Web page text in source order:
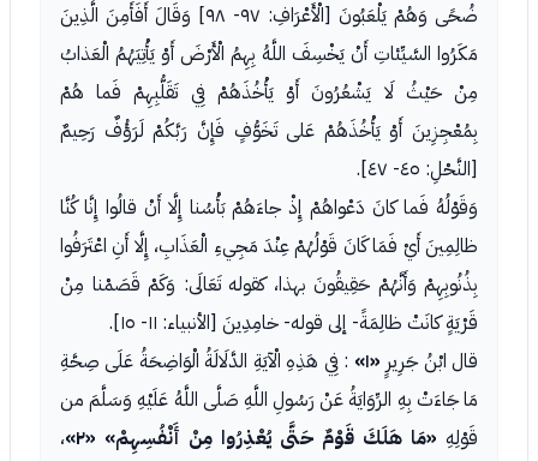
ضُحًى وَهُمْ يَلْعَبُونَ [الْأَعْرَافِ: ٩٧- ٩٨] وَقَالَ أَفَأَمِنَ الَّذِينَ
مَكَرُوا السَّيِّئاتِ أَنْ يَخْسِفَ اللَّهُ بِهِمُ الْأَرْضَ أَوْ يَأْتِيَهُمُ الْعَذابُ
مِنْ حَيْثُ لَا يَشْعُرُونَ أَوْ يَأْخُذَهُمْ فِي تَقَلُّبِهِمْ فَما هُمْ
بِمُعْجِزِينَ أَوْ يَأْخُذَهُمْ عَلى تَخَوُّفٍ فَإِنَّ رَبَّكُمْ لَرَؤُفٌ رَحِيمٌ
[النَّحْلِ: ٤٥- ٤٧].
وَقَوْلُهُ فَما كانَ دَعْواهُمْ إِذْ جاءَهُمْ بَأْسُنا إِلَّا أَنْ قالُوا إِنَّا كُنَّا
ظالِمِينَ أَيْ فَمَا كَانَ قَوْلُهُمْ عِنْدَ مَجِيءِ الْعَذَابِ، إِلَّا أَنِ اعْتَرَفُوا
بِذُنُوبِهِمْ وَأَنَّهُمْ حَقِيقُونَ بهذا، كقوله تَعَالَى: وَكَمْ قَصَمْنا مِنْ
قَرْيَةٍ كانَتْ ظالِمَةً- إلى قوله- خامِدِينَ [الأنبياء: ١١- ١٥].
قال ابْنُ جَرِيرٍ «١»
: فِي هَذِهِ الْآيَةِ الدَّلَالَةُ الْوَاضِحَةُ عَلَى صِحَّةِ
مَا جَاءَتْ بِهِ الرِّوَايَةُ عَنْ رَسُولِ اللَّهِ صَلَّى اللَّهُ عَلَيْهِ وَسَلَّمَ من
قَوْلِهِ «مَا هَلَكَ قَوْمٌ حَتَّى يُعْذِرُوا مِنْ أَنْفُسِهِمْ» «٢»
،